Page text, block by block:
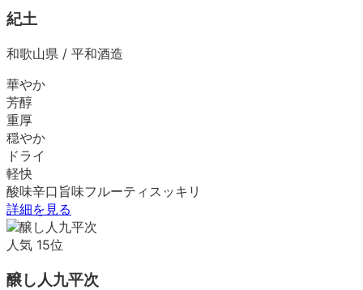
紀土
和歌山県 / 平和酒造
華やか
芳醇
重厚
穏やか
ドライ
軽快
酸味辛口 旨味フルーティ スッキリ
詳細を見る
人気 15位
醸し人九平次